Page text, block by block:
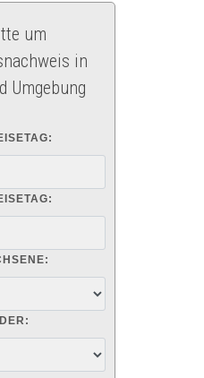
um
in
Umgebung